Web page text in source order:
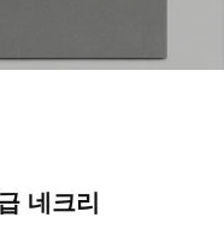
네크리